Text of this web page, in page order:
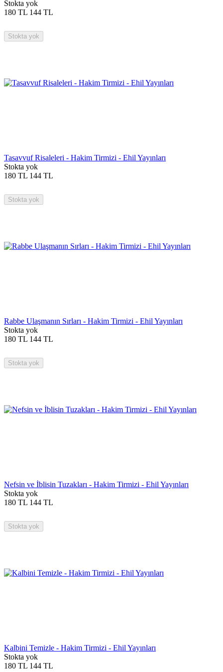
Stokta yok
180 TL 144 TL
Stokta yok
Tasavvuf Risaleleri - Hakim Tirmizi - Ehil Yayınları
Stokta yok
180 TL 144 TL
Stokta yok
Rabbe Ulaşmanın Sırları - Hakim Tirmizi - Ehil Yayınları
Stokta yok
180 TL 144 TL
Stokta yok
Nefsin ve İblisin Tuzakları - Hakim Tirmizi - Ehil Yayınları
Stokta yok
180 TL 144 TL
Stokta yok
Kalbini Temizle - Hakim Tirmizi - Ehil Yayınları
Stokta yok
180 TL 144 TL